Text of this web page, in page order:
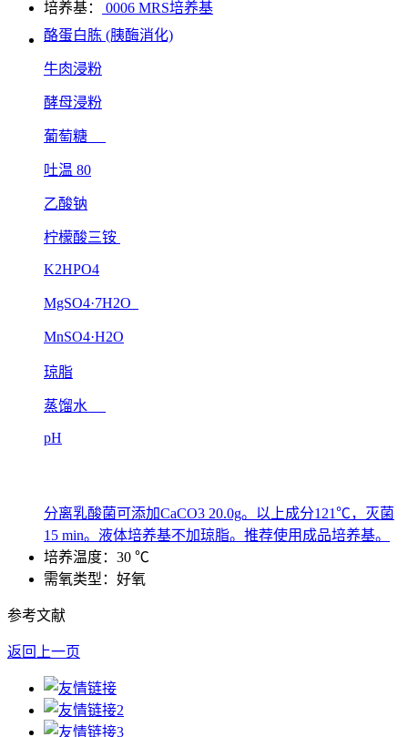
培养基：
0006 MRS培养基
酪蛋白胨 (胰酶消化)
牛肉浸粉
酵母浸粉
葡萄糖
吐温 80
乙酸钠
柠檬酸三铵
K2HPO4
MgSO4·7H2O
MnSO4·H2O
琼脂
蒸馏水
pH
分离乳酸菌可添加CaCO3 20.0g。以上成分121℃，灭菌
15 min。液体培养基不加琼脂。推荐使用成品培养基。
培养温度：30 ℃
需氧类型：好氧
参考文献
返回上一页